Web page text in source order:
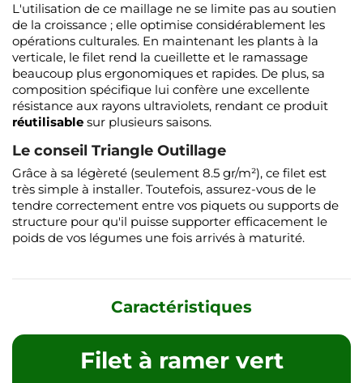
L'utilisation de ce maillage ne se limite pas au soutien
de la croissance ; elle optimise considérablement les
opérations culturales. En maintenant les plants à la
verticale, le filet rend la cueillette et le ramassage
beaucoup plus ergonomiques et rapides. De plus, sa
composition spécifique lui confère une excellente
résistance aux rayons ultraviolets, rendant ce produit
réutilisable sur plusieurs saisons.
Le conseil Triangle Outillage
Grâce à sa légèreté (seulement 8.5 gr/m²), ce filet est
très simple à installer. Toutefois, assurez-vous de le
tendre correctement entre vos piquets ou supports de
structure pour qu'il puisse supporter efficacement le
poids de vos légumes une fois arrivés à maturité.
Caractéristiques
Filet à ramer vert